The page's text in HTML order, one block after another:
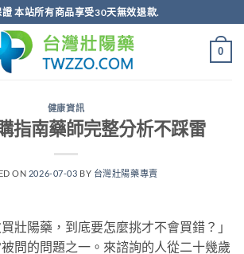
本站所有商品享受30天無效退款.
0
健康資訊
指南藥師完整分析不踩雷
ON 2026-07-03 BY 台灣壯陽藥專賣
壯陽藥，到底要怎麼挑才不會買錯？」
問的問題之一。來諮詢的人從二十幾歲